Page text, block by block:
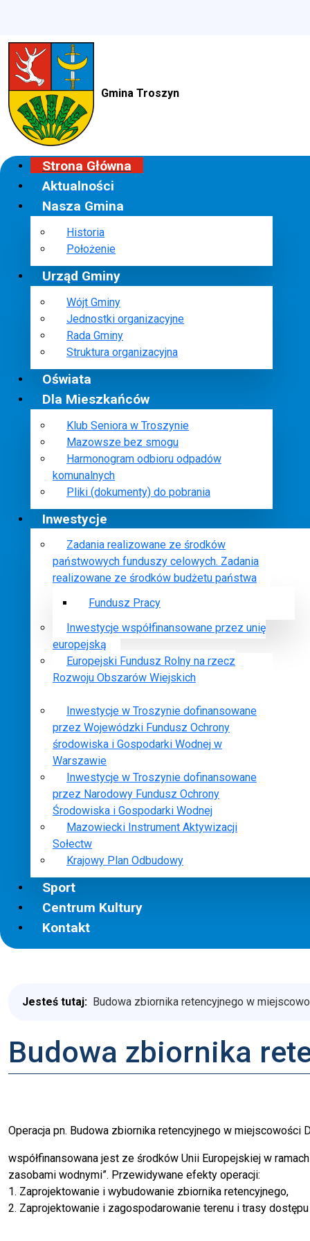
Gmina Troszyn
Strona Główna
Aktualności
Nasza Gmina
Historia
Położenie
Urząd Gminy
Wójt Gminy
Jednostki organizacyjne
Rada Gminy
Struktura organizacyjna
Oświata
Dla Mieszkańców
Klub Seniora w Troszynie
Mazowsze bez smogu
Harmonogram odbioru odpadów
komunalnych
Pliki (dokumenty) do pobrania
Inwestycje
Zadania realizowane ze środków
państwowych funduszy celowych. Zadania
realizowane ze środków budżetu państwa
Fundusz Pracy
Inwestycje współfinansowane przez unię
europejską
Europejski Fundusz Rolny na rzecz
Rozwoju Obszarów Wiejskich
Inwestycje w Troszynie dofinansowane
przez Wojewódzki Fundusz Ochrony
środowiska i Gospodarki Wodnej w
Warszawie
Inwestycje w Troszynie dofinansowane
przez Narodowy Fundusz Ochrony
Środowiska i Gospodarki Wodnej
Mazowiecki Instrument Aktywizacji
Sołectw
Krajowy Plan Odbudowy
Sport
Centrum Kultury
Kontakt
Jesteś tutaj: Budowa zbiornika retencyjnego w
Budowa zbiornika
Operacja pn. Budowa zbiornika retencyjnego w
współfinansowana jest ze środków Unii Europejskiej w
zasobami wodnymi”. Przewidywane efekty operacji:
1. Zaprojektowanie i wybudowanie zbiornika retencyjnego,
2. Zaprojektowanie i zagospodarowanie terenu i trasy